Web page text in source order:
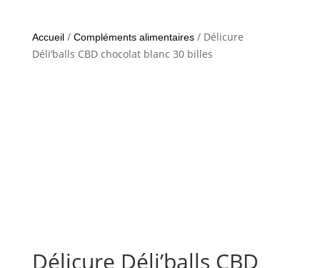
Accueil/ Compléments alimentaires/ Délicure
Déli’balls CBD chocolat blanc 30 billes
Délicure Déli’balls CBD